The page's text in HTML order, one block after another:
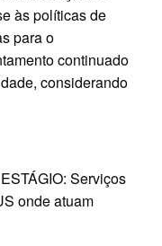
às políticas de
para o
continuado
considerando
Serviços
onde atuam